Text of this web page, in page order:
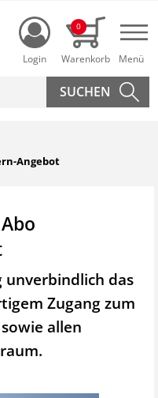
Login
0
Angebot
unverbindlich das
Zugang zum
allen